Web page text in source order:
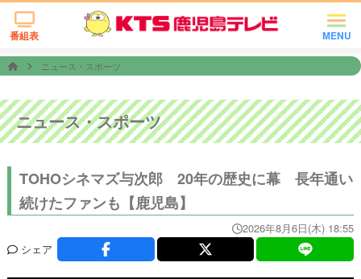
MENU
番組表
ニュース・スポーツ
ニュース・スポーツ
TOHOシネマズ与次郎 20年の歴史に幕 長年通い
続けたファンも【鹿児島】
2026年8月6日(木) 18:55
シェア